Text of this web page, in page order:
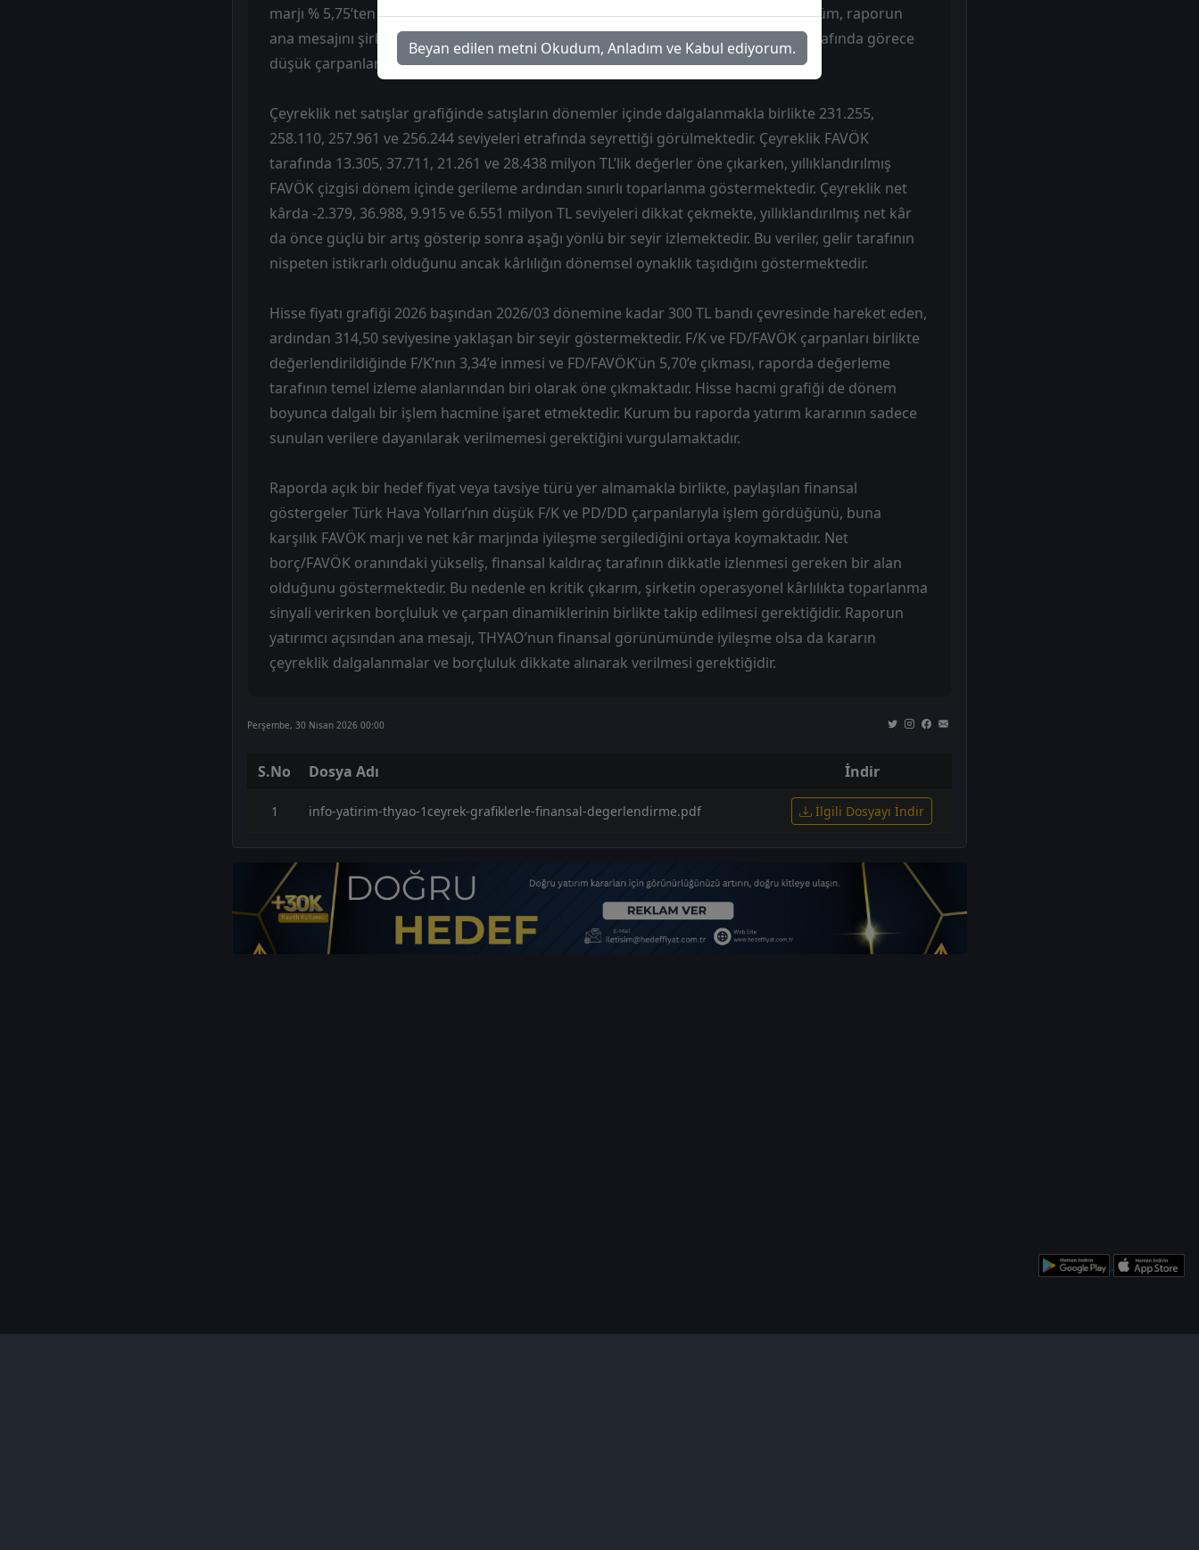
marjı % 5,75’ten % 8,24’e ve net kâr marjı %-1,03’ten % 3,84’e dönmüştür. Bu görünüm, raporun
ana mesajını şirketin operasyonel tarafta toparlanma gösterdiği ve değerleme tarafında görece
düşük çarpanlarla işlem gördüğü şeklinde özetlemektedir.
Çeyreklik net satışlar grafiğinde satışların dönemler içinde dalgalanmakla birlikte 231.255,
258.110, 257.961 ve 256.244 seviyeleri etrafında seyrettiği görülmektedir. Çeyreklik FAVÖK
tarafında 13.305, 37.711, 21.261 ve 28.438 milyon TL’lik değerler öne çıkarken, yıllıklandırılmış
FAVÖK çizgisi dönem içinde gerileme ardından sınırlı toparlanma göstermektedir. Çeyreklik net
kârda -2.379, 36.988, 9.915 ve 6.551 milyon TL seviyeleri dikkat çekmekte, yıllıklandırılmış net kâr
da önce güçlü bir artış gösterip sonra aşağı yönlü bir seyir izlemektedir. Bu veriler, gelir tarafının
nispeten istikrarlı olduğunu ancak kârlılığın dönemsel oynaklık taşıdığını göstermektedir.
Hisse fiyatı grafiği 2026 başından 2026/03 dönemine kadar 300 TL bandı çevresinde hareket eden,
ardından 314,50 seviyesine yaklaşan bir seyir göstermektedir. F/K ve FD/FAVÖK çarpanları birlikte
değerlendirildiğinde F/K’nın 3,34’e inmesi ve FD/FAVÖK’ün 5,70’e çıkması, raporda değerleme
tarafının temel izleme alanlarından biri olarak öne çıkmaktadır. Hisse hacmi grafiği de dönem
boyunca dalgalı bir işlem hacmine işaret etmektedir. Kurum bu raporda yatırım kararının sadece
sunulan verilere dayanılarak verilmemesi gerektiğini vurgulamaktadır.
Raporda açık bir hedef fiyat veya tavsiye türü yer almamakla birlikte, paylaşılan finansal
göstergeler Türk Hava Yolları’nın düşük F/K ve PD/DD çarpanlarıyla işlem gördüğünü, buna
karşılık FAVÖK marjı ve net kâr marjında iyileşme sergilediğini ortaya koymaktadır. Net
borç/FAVÖK oranındaki yükseliş, finansal kaldıraç tarafının dikkatle izlenmesi gereken bir alan
olduğunu göstermektedir. Bu nedenle en kritik çıkarım, şirketin operasyonel kârlılıkta toparlanma
sinyali verirken borçluluk ve çarpan dinamiklerinin birlikte takip edilmesi gerektiğidir. Raporun
yatırımcı açısından ana mesajı, THYAO’nun finansal görünümünde iyileşme olsa da kararın
çeyreklik dalgalanmalar ve borçluluk dikkate alınarak verilmesi gerektiğidir.
Perşembe, 30 Nisan 2026 00:00
S.No Dosya Adı İndir
1 info-yatirim-thyao-1ceyrek-grafiklerle-finansal-degerlendirme.pdf İlgili Dosyayı İndir
Beyan edilen metni Okudum, Anladım ve Kabul ediyorum.